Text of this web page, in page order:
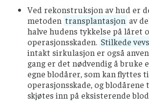
Ved rekonstruksjon av hud er
metoden transplantasjon av
halve hudens tykkelse på låret
operasjonsskaden. Stilkede
intakt sirkulasjon er også
gang er det nødvendig å bruke
egne blodårer, som kan flyttes
operasjonsskade, og blodårene
skjøtes inn på eksisterende